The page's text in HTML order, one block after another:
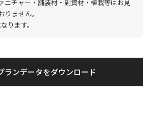
ニチャー・舗装材・副資材・植栽等はお見
ません。
ります。
ランデータをダウンロード